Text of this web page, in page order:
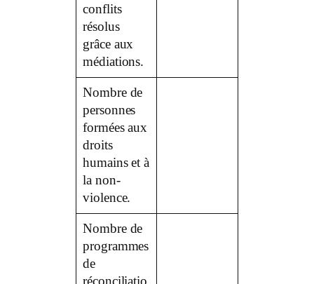
conflits
résolus
grâce aux
médiations.
Nombre de
personnes
formées aux
droits
humains et à
la non-
violence.
Nombre de
programmes
de